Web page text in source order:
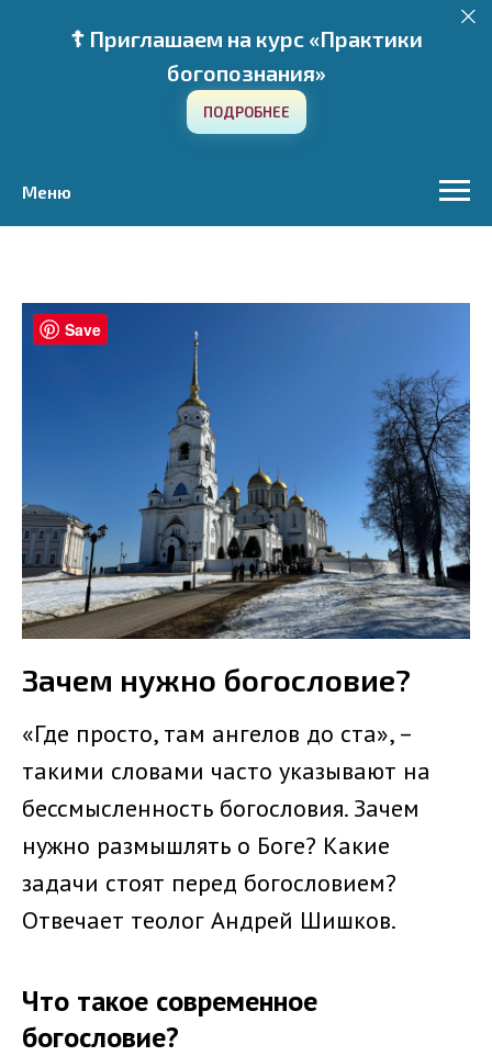
☦️ Приглашаем на курс «Практики
богопознания»
ПОДРОБНЕЕ
Меню
Зачем нужно богословие?
«Где просто, там ангелов до ста», –
такими словами часто указывают на
бессмысленность богословия. Зачем
нужно размышлять о Боге? Какие
задачи стоят перед богословием?
Отвечает теолог Андрей Шишков.
Что такое современное
богословие?
Save